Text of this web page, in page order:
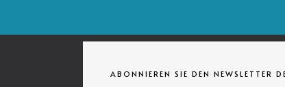
ABONNIEREN SIE DEN NEWSLETTER